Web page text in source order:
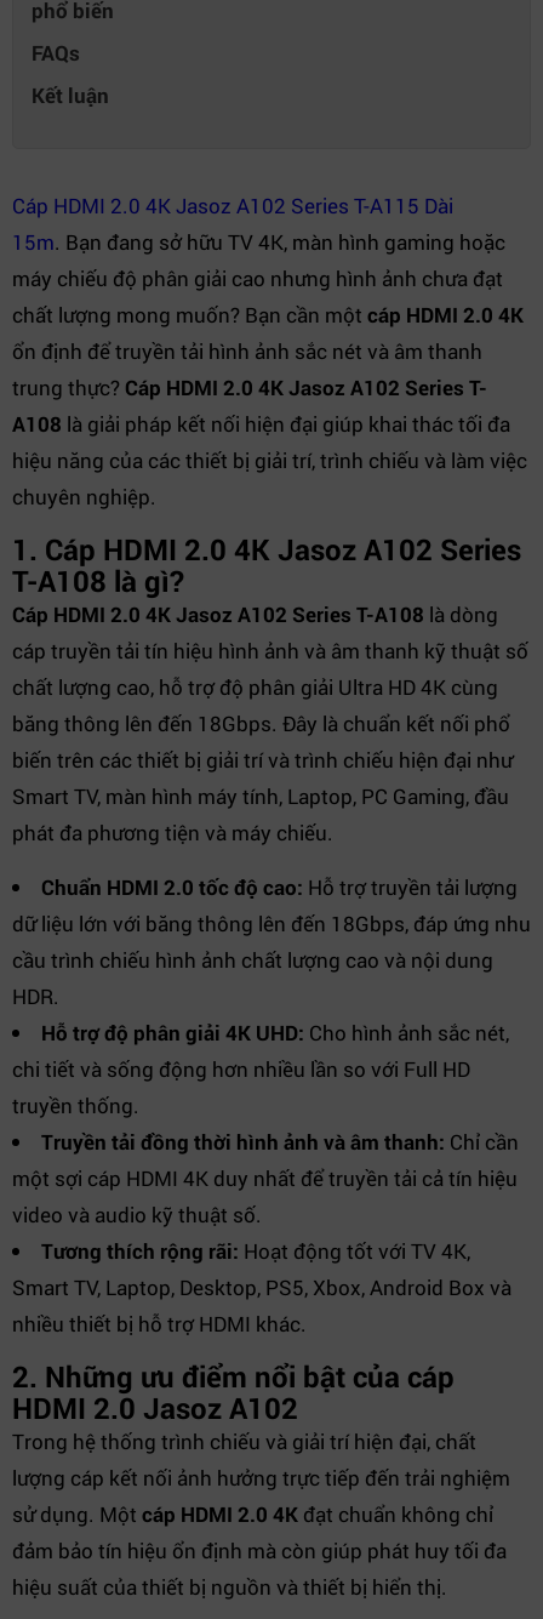
phổ biến
FAQs
Kết luận
Cáp HDMI 2.0 4K Jasoz A102 Series T-A115 Dài
15m. Bạn đang sở hữu TV 4K, màn hình gaming hoặc
máy chiếu độ phân giải cao nhưng hình ảnh chưa đạt
chất lượng mong muốn? Bạn cần một cáp HDMI 2.0 4K
ổn định để truyền tải hình ảnh sắc nét và âm thanh
trung thực? Cáp HDMI 2.0 4K Jasoz A102 Series T-
A108 là giải pháp kết nối hiện đại giúp khai thác tối đa
hiệu năng của các thiết bị giải trí, trình chiếu và làm việc
chuyên nghiệp.
1. Cáp HDMI 2.0 4K Jasoz A102 Series
T-A108 là gì?
Cáp HDMI 2.0 4K Jasoz A102 Series T-A108 là dòng
cáp truyền tải tín hiệu hình ảnh và âm thanh kỹ thuật số
chất lượng cao, hỗ trợ độ phân giải Ultra HD 4K cùng
băng thông lên đến 18Gbps. Đây là chuẩn kết nối phổ
biến trên các thiết bị giải trí và trình chiếu hiện đại như
Smart TV, màn hình máy tính, Laptop, PC Gaming, đầu
phát đa phương tiện và máy chiếu.
Chuẩn HDMI 2.0 tốc độ cao: Hỗ trợ truyền tải lượng
dữ liệu lớn với băng thông lên đến 18Gbps, đáp ứng nhu
cầu trình chiếu hình ảnh chất lượng cao và nội dung
HDR.
Hỗ trợ độ phân giải 4K UHD: Cho hình ảnh sắc nét,
chi tiết và sống động hơn nhiều lần so với Full HD
truyền thống.
Truyền tải đồng thời hình ảnh và âm thanh: Chỉ cần
một sợi cáp HDMI 4K duy nhất để truyền tải cả tín hiệu
video và audio kỹ thuật số.
Tương thích rộng rãi: Hoạt động tốt với TV 4K,
Smart TV, Laptop, Desktop, PS5, Xbox, Android Box và
nhiều thiết bị hỗ trợ HDMI khác.
2. Những ưu điểm nổi bật của cáp
HDMI 2.0 Jasoz A102
Trong hệ thống trình chiếu và giải trí hiện đại, chất
lượng cáp kết nối ảnh hưởng trực tiếp đến trải nghiệm
sử dụng. Một cáp HDMI 2.0 4K đạt chuẩn không chỉ
đảm bảo tín hiệu ổn định mà còn giúp phát huy tối đa
hiệu suất của thiết bị nguồn và thiết bị hiển thị.